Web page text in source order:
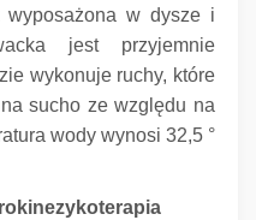
wyposażona w dysze i
jest przyjemnie
wykonuje ruchy, które
sucho ze względu na
wody wynosi 32,5 °